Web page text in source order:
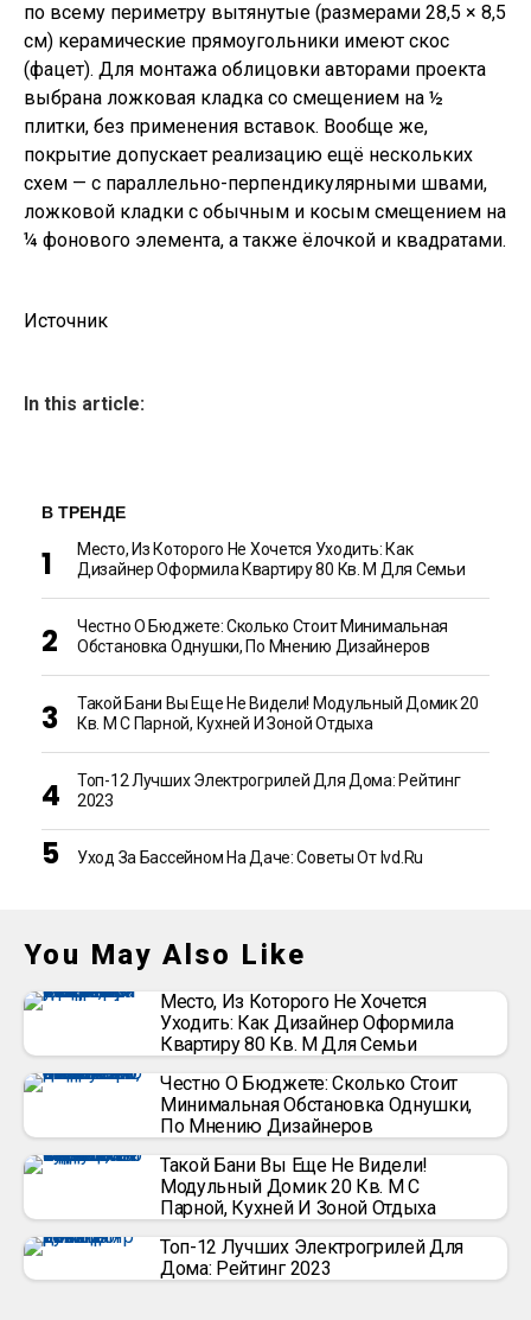
по всему периметру вытянутые (размерами 28,5 × 8,5
см) керамические прямоугольники имеют скос
(фацет). Для монтажа облицовки авторами проекта
выбрана ложковая кладка со смещением на ½
плитки, без применения вставок. Вообще же,
покрытие допускает реализацию ещё нескольких
схем — с параллельно-перпендикулярными швами,
ложковой кладки с обычным и косым смещением на
¼ фонового элемента, а также ёлочкой и квадратами.
Источник
In this article:
В ТРЕНДЕ
Место, Из Которого Не Хочется Уходить: Как
Дизайнер Оформила Квартиру 80 Кв. М Для Семьи
Честно О Бюджете: Сколько Стоит Минимальная
Обстановка Однушки, По Мнению Дизайнеров
Такой Бани Вы Еще Не Видели! Модульный Домик 20
Кв. М С Парной, Кухней И Зоной Отдыха
Топ-12 Лучших Электрогрилей Для Дома: Рейтинг
2023
Уход За Бассейном На Даче: Советы От Ivd.ru
You May Also Like
Место, Из Которого Не Хочется
Уходить: Как Дизайнер Оформила
Квартиру 80 Кв. М Для Семьи
Честно О Бюджете: Сколько Стоит
Минимальная Обстановка Однушки,
По Мнению Дизайнеров
Такой Бани Вы Еще Не Видели!
Модульный Домик 20 Кв. М С
Парной, Кухней И Зоной Отдыха
Топ-12 Лучших Электрогрилей Для
Дома: Рейтинг 2023